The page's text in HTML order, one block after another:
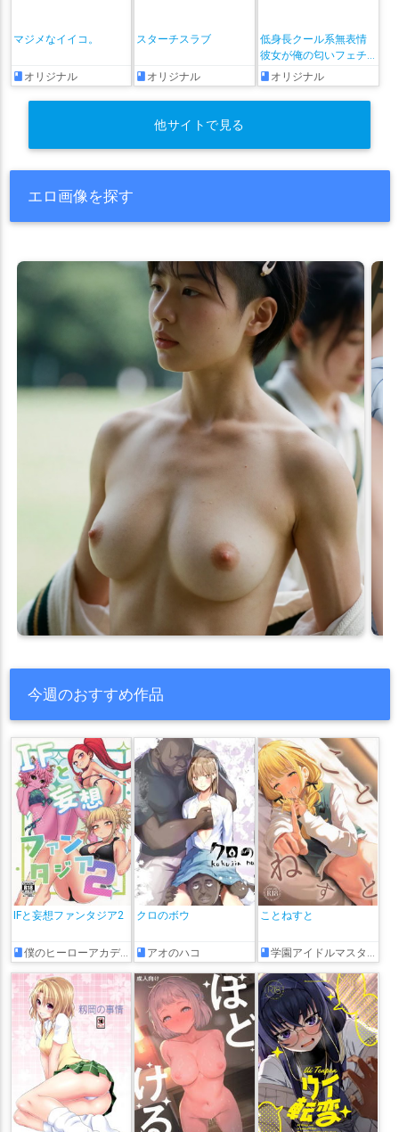
マジメなイイコ。
オリジナル
スターチスラブ
オリジナル
低身長クール系無表情
彼女が俺の匂いフェチ
だと発覚したらもう――!
オリジナル
他サイトで見る
エロ画像を探す
今週のおすすめ作品
IFと妄想ファンタジア2
僕のヒーローアカデミア
クロのボウ
アオのハコ
ことねすと
学園アイドルマスター